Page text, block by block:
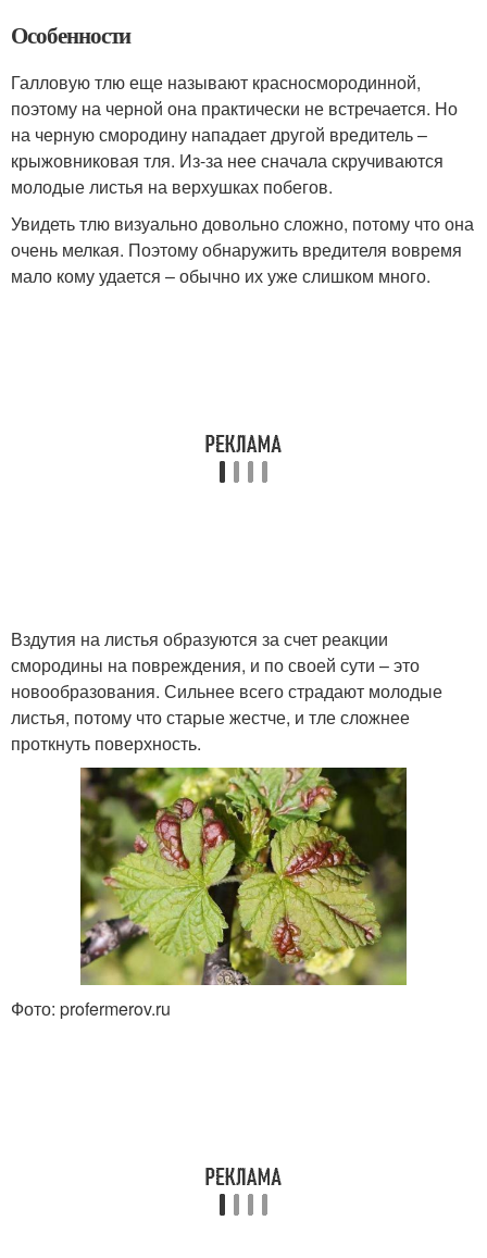
Особенности
Галловую тлю еще называют красносмородинной,
поэтому на черной она практически не встречается. Но
на черную смородину нападает другой вредитель –
крыжовниковая тля. Из-за нее сначала скручиваются
молодые листья на верхушках побегов.
Увидеть тлю визуально довольно сложно, потому что она
очень мелкая. Поэтому обнаружить вредителя вовремя
мало кому удается – обычно их уже слишком много.
Вздутия на листья образуются за счет реакции
смородины на повреждения, и по своей сути – это
новообразования. Сильнее всего страдают молодые
листья, потому что старые жестче, и тле сложнее
проткнуть поверхность.
Фото: profermerov.ru